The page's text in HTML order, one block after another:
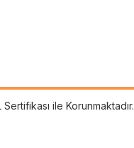
ile Korunmaktadır.